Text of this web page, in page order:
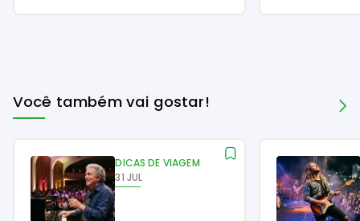
Você também vai gostar!
DICAS DE VIAGEM
31 JUL